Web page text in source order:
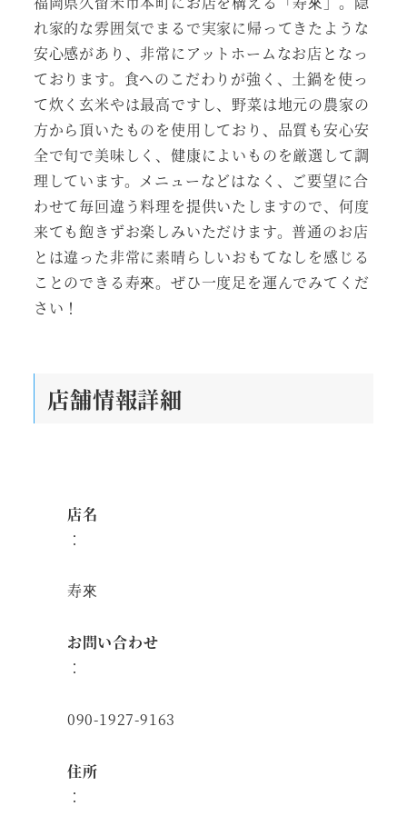
れ家的な雰囲気でまるで実家に帰ってきたような
安心感があり、非常にアットホームなお店となっ
ております。食へのこだわりが強く、土鍋を使っ
て炊く玄米やは最高ですし、野菜は地元の農家の
方から頂いたものを使用しており、品質も安心安
全で旬で美味しく、健康によいものを厳選して調
理しています。メニューなどはなく、ご要望に合
わせて毎回違う料理を提供いたしますので、何度
来ても飽きずお楽しみいただけます。普通のお店
とは違った非常に素晴らしいおもてなしを感じる
ことのできる寿來。ぜひ一度足を運んでみてくだ
さい！
店舗情報詳細
店名
：
寿來
お問い合わせ
：
090-1927-9163
住所
：